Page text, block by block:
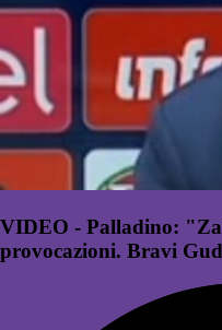
VIDEO - Palladino:
provocazioni. Bravi